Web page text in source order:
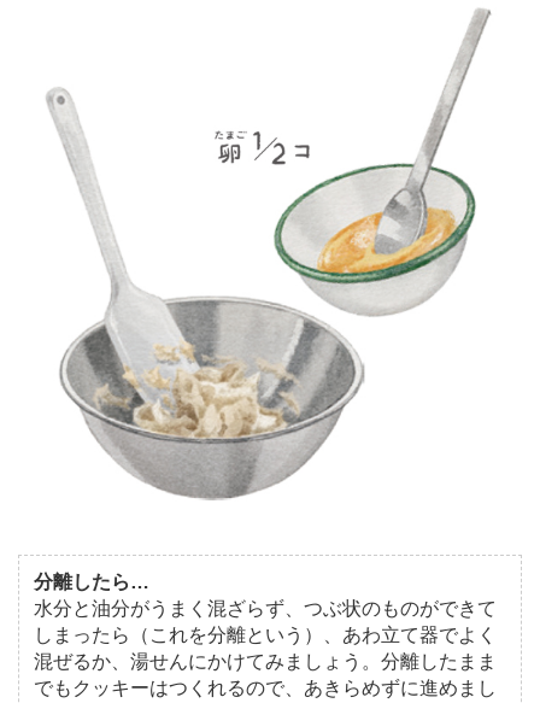
分離したら…
水分と油分がうまく混ざらず、つぶ状のものができて
しまったら（これを分離という）、あわ立て器でよく
混ぜるか、湯せんにかけてみましょう。分離したまま
でもクッキーはつくれるので、あきらめずに進めまし